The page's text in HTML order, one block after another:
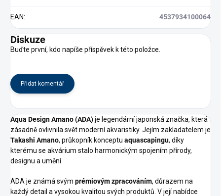
EAN: 4537934100064
Diskuze
Buďte první, kdo napíše příspěvek k této položce.
Přidat komentář
Aqua Design Amano (ADA)je legendární japonská značka, která
zásadně ovlivnila svět moderní akvaristiky. Jejím zakladatelem je
Takashi Amano, průkopník konceptu aquascapingu, díky
kterému se akvárium stalo harmonickým spojením přírody,
designu a umění.
ADA je známá svým prémiovým zpracováním, důrazem na
každý detail a vysokou kvalitou svých produktů. V její nabídce